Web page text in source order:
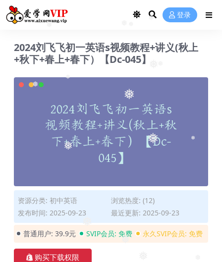
❅
❅
❅
❅
❅
登录
2024刘飞飞初一英语s视频教程+讲义(秋上
+秋下+春上+春下）【Dc-045】
资源分类: 初中英语
浏览热度: (12)
发布时间: 2025-09-23
最近更新: 2025-09-23
普通用户: 39.9元 SVIP会员: 免费 永久SVIP会员: 免费
购买下载权限